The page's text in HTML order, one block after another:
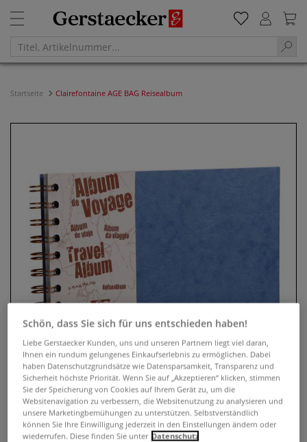
Startseite Clairefontaine AGE BAG Reisealbum
Schön, dass Sie sich für uns entschieden haben!
Liebe Gerstaecker Kunden, uns und unseren Partnern liegt viel daran,
Ihnen ein rundum gelungenes Einkaufserlebnis zu ermöglichen. Dabei
haben Datenschutzgrundsätze wie Datensparsamkeit, Transparenz und
Sicherheit höchste Priorität. Wenn Sie auf „Akzeptieren“ klicken, stimmen
Sie der Speicherung von Cookies auf Ihrem Gerät zu, um die
Websitenavigation zu verbessern, die Websitenutzung zu analysieren und
unsere Marketingbemühungen zu unterstützen. Selbstverständlich
können Sie Ihre Einwilligung jederzeit in den Einstellungen ändern oder
wiederrufen. Diese finden Sie unter Datenschutz